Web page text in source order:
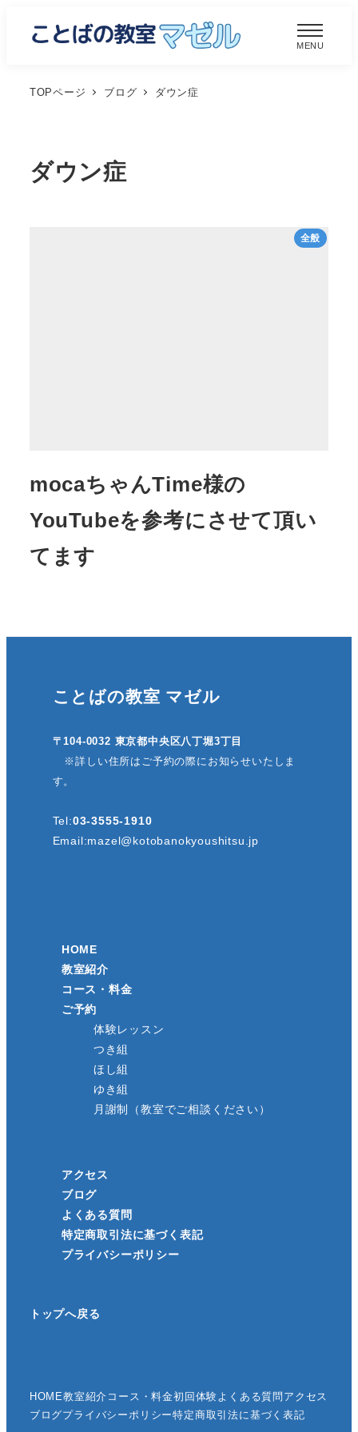
MENU
TOPページ ブログ ダウン症
ダウン症
全般
mocaちゃんTime様の
YouTubeを参考にさせて頂い
てます
ことばの教室 マゼル
〒104-0032 東京都中央区八丁堀3丁目
※詳しい住所はご予約の際にお知らせいたしま
す。
Tel:03-3555-1910
Email:mazel@kotobanokyoushitsu.jp
HOME
教室紹介
コース・料金
ご予約
体験レッスン
つき組
ほし組
ゆき組
月謝制（教室でご相談ください）
アクセス
ブログ
よくある質問
特定商取引法に基づく表記
プライバシーポリシー
トップへ戻る
HOME教室紹介 コース・料金初回体験よくある質問 アクセス
ブログプライバシーポリシー特定商取引法に基づく表記